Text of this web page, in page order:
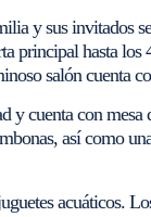
y sus invitados
principal hasta
salón cuenta
y cuenta con
así como
acuáticos.